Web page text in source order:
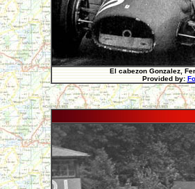
El cabezon Gonzalez,
Provided by: